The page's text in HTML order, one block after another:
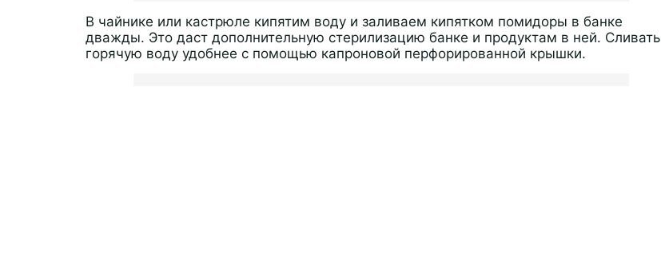
В чайнике или кастрюле кипятим воду и заливаем кипятком помидоры в банке
дважды. Это даст дополнительную стерилизацию банке и продуктам в ней. Сливать
горячую воду удобнее с помощью капроновой перфорированной крышки.